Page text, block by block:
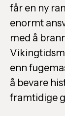
får en ny
enormt
med å
enn
å bevare
framtidige